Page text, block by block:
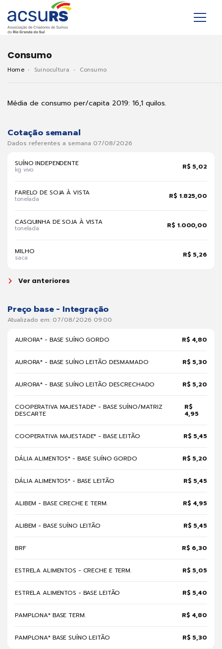
Consumo
Home Suinocultura Consumo
Média de consumo per/capita 2019: 16,1 quilos.
Cotação semanal
Dados referentes a semana 07/08/2026
SUÍNO INDEPENDENTE
kg vivo R$ 5,02
FARELO DE SOJA À VISTA
tonelada R$ 1.825,00
CASQUINHA DE SOJA À VISTA
tonelada R$ 1.000,00
MILHO
saca R$ 5,26
Ver anteriores
Preço base - Integração
Atualizado em: 07/08/2026 09:00
AURORA* - BASE SUÍNO GORDO R$ 4,80
AURORA* - BASE SUÍNO LEITÃO DESMAMADO R$ 5,30
AURORA* - BASE SUÍNO LEITÃO DESCRECHADO R$ 5,20
COOPERATIVA MAJESTADE* - BASE SUÍNO/MATRIZ
DESCARTE
R$
4,95
COOPERATIVA MAJESTADE* - BASE LEITÃO R$ 5,45
DÁLIA ALIMENTOS* - BASE SUÍNO GORDO R$ 5,20
DÁLIA ALIMENTOS* - BASE LEITÃO R$ 5,45
ALIBEM - BASE CRECHE E TERM. R$ 4,95
ALIBEM - BASE SUÍNO LEITÃO R$ 5,45
BRF R$ 6,30
ESTRELA ALIMENTOS - CRECHE E TERM. R$ 5,05
ESTRELA ALIMENTOS - BASE LEITÃO R$ 5,40
PAMPLONA* BASE TERM. R$ 4,80
PAMPLONA* BASE SUÍNO LEITÃO R$ 5,30